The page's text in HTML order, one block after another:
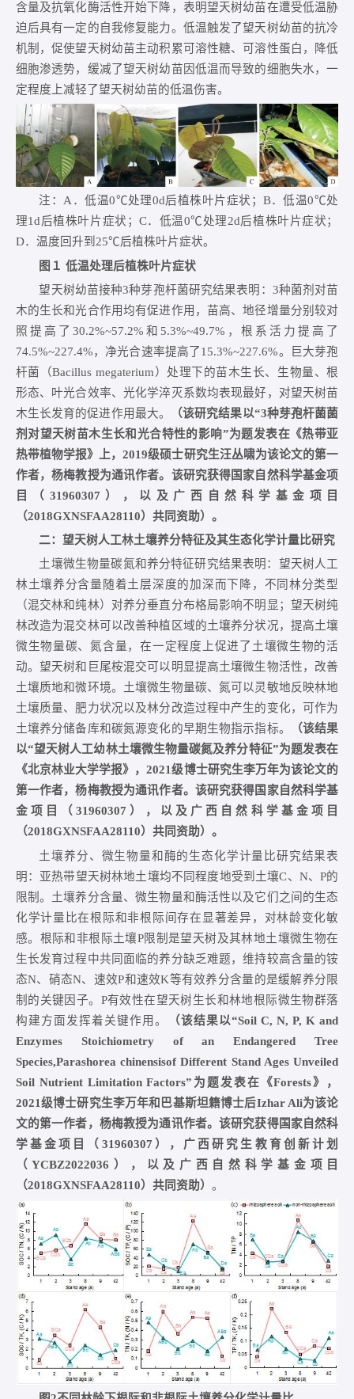
含量及抗氧化酶活性开始下降，表明望天树幼苗在遭受低温胁
迫后具有一定的自我修复能力。低温触发了望天树幼苗的抗冷
机制，促使望天树幼苗主动积累可溶性糖、可溶性蛋白，降低
细胞渗透势，缓减了望天树幼苗因低温而导致的细胞失水，一
定程度上减轻了望天树幼苗的低温伤害。
注：A．低温0℃处理0d后植株叶片症状；B．低温0℃处
理1d后植株叶片症状；C．低温0℃处理2d后植株叶片症状；
D．温度回升到25℃后植株叶片症状。
图１ 低温处理后植株叶片症状
望天树幼苗接种3种芽孢杆菌研究结果表明：3种菌剂对苗
木的生长和光合作用均有促进作用，苗高、地径增量分别较对
照提高了30.2%~57.2%和5.3%~49.7%，根系活力提高了
74.5%~227.4%，净光合速率提高了15.3%~227.6%。巨大芽孢
杆菌（Bacillus megaterium ）处理下的苗木生长、生物量、根
形态、叶光合效率、光化学淬灭系数均表现最好，对望天树苗
木生长发育的促进作用最大。
（该研究结果以“3种芽孢杆菌菌
剂对望天树苗木生长和光合特性的影响”为题发表在《热带亚
热带植物学报》上，2019级硕士研究生汪丛啸为该论文的第一
作者，杨梅教授为通讯作者。该研究获得国家自然科学基金项
目（31960307），以及广西自然科学基金项目
（2018GXNSFAA28110）共同资助）。
二：望天树人工林土壤养分特征及其生态化学计量比研究
土壤微生物量碳氮和养分特征研究结果表明：望天树人工
林土壤养分含量随着土层深度的加深而下降，不同林分类型
（混交林和纯林）对养分垂直分布格局影响不明显；望天树纯
林改造为混交林可以改善种植区域的土壤养分状况，提高土壤
微生物量碳、氮含量，在一定程度上促进了土壤微生物的活
动。望天树和巨尾桉混交可以明显提高土壤微生物活性，改善
土壤质地和微环境。土壤微生物量碳、氮可以灵敏地反映林地
土壤质量、肥力状况以及林分改造过程中产生的变化，可作为
土壤养分储备库和碳氮源变化的早期生物指示指标。
（该结果
以“望天树人工幼林土壤微生物量碳氮及养分特征”为题发表在
《北京林业大学学报》，2021级博士研究生李万年为该论文的
第一作者，杨梅教授为通讯作者。该研究获得国家自然科学基
金项目（31960307），以及广西自然科学基金项目
（2018GXNSFAA28110）共同资助）。
土壤养分、微生物量和酶的生态化学计量比研究结果表
明：亚热带望天树林地土壤均不同程度地受到土壤C、N、P的
限制。土壤养分含量、微生物量和酶活性以及它们之间的生态
化学计量比在根际和非根际间存在显著差异，对林龄变化敏
感。根际和非根际土壤P限制是望天树及其林地土壤微生物在
生长发育过程中共同面临的养分缺乏难题，维持较高含量的铵
态N、硝态N、速效P和速效K等有效养分含量的是缓解养分限
制的关键因子。P有效性在望天树生长和林地根际微生物群落
构建方面发挥着关键作用。
（该结果以“Soil C, N, P, K and
Enzymes Stoichiometry of an Endangered Tree
Species,Parashorea chinensisof Different Stand Ages Unveiled
Soil Nutrient Limitation Factors” 为题发表在《Forests》，
2021级博士研究生李万年和巴基斯坦籍博士后Izhar Ali为该论
文的第一作者，杨梅教授为通讯作者。该研究获得国家自然科
学基金项目（ 31960307 ），广西研究生教育创新计划
（YCBZ2022036 ），以及广西自然科学基金项目
（2018GXNSFAA28110）共同资助） 。